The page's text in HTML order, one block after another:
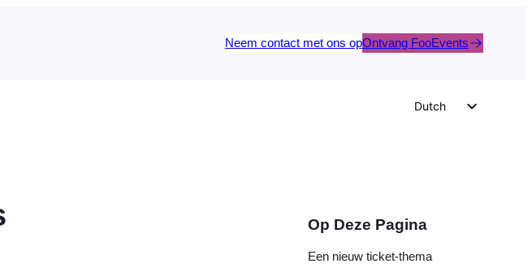
Neem contact met ons opOntvang FooEvents
Dutch
Op Deze Pagina
Een nieuw ticket-thema